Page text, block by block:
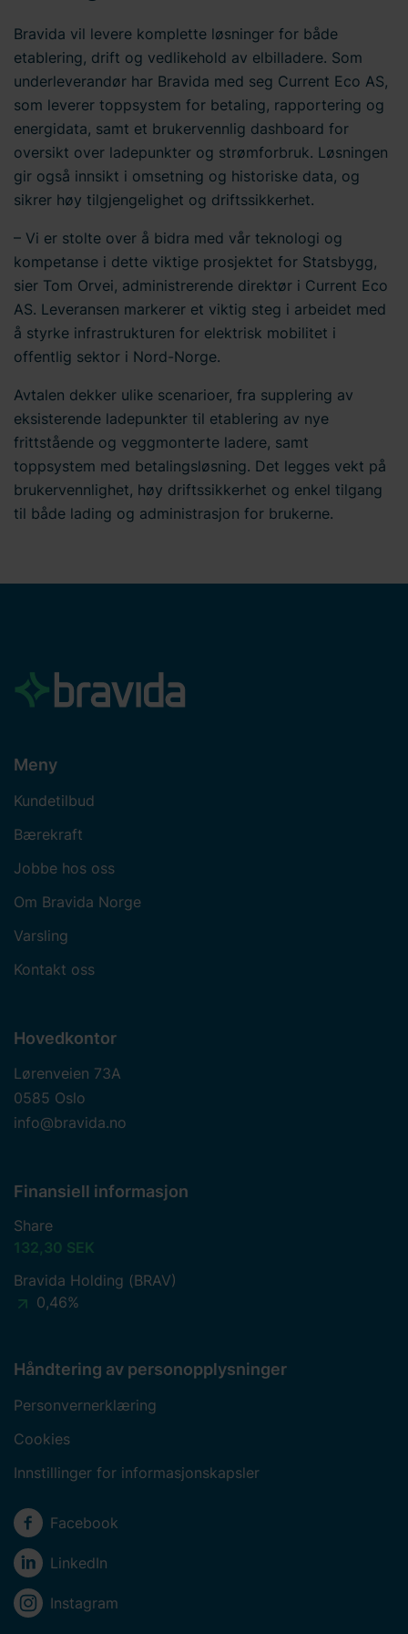
du informasjon om hvordan du kontakter oss og hvordan
personopplysninger
. Skriv inn din
samtykke-ID og datoen du kontaktet oss angående
samtykket ditt.
Bravida vil levere komplette løsninger for både
etablering, drift og vedlikehold av elbilladere. Som
underleverandør har Bravida med seg Current Eco AS,
som leverer toppsystem for betaling, rapportering og
energidata, samt et brukervennlig dashboard for
oversikt over ladepunkter og strømforbruk. Løsningen
gir også innsikt i omsetning og historiske data, og
sikrer høy tilgjengelighet og driftssikkerhet.
– Vi er stolte over å bidra med vår teknologi og
kompetanse i dette viktige prosjektet for Statsbygg,
sier Tom Orvei, administrerende direktør i Current Eco
AS. Leveransen markerer et viktig steg i arbeidet med
å styrke infrastrukturen for elektrisk mobilitet i
offentlig sektor i Nord-Norge.
Avtalen dekker ulike scenarioer, fra supplering av
eksisterende ladepunkter til etablering av nye
frittstående og veggmonterte ladere, samt
toppsystem med betalingsløsning. Det legges vekt på
brukervennlighet, høy driftssikkerhet og enkel tilgang
til både lading og administrasjon for brukerne.
Meny
Kundetilbud
Bærekraft
Jobbe hos oss
Om Bravida Norge
Varsling
Kontakt oss
Hovedkontor
Lørenveien 73A
0585 Oslo
info@bravida.no
Finansiell informasjon
Share
132,30 SEK
Bravida Holding (BRAV)
0,46%
Håndtering av personopplysninger
Personvernerklæring
Cookies
Innstillinger for informasjonskapsler
Sosiale medier
Facebook
LinkedIn
Instagram